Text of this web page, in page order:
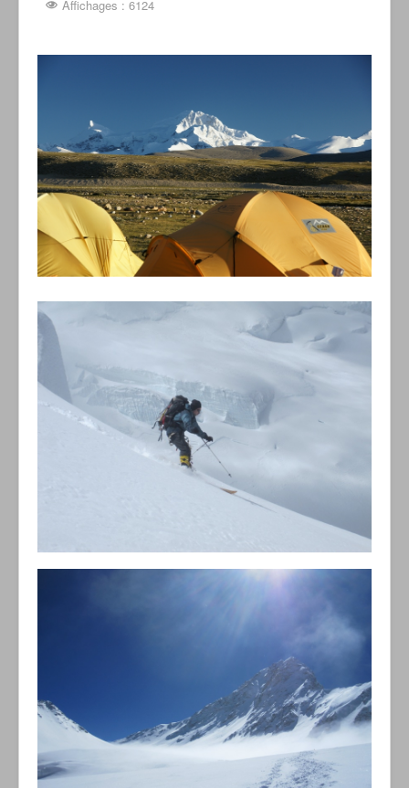
Affichages : 6124